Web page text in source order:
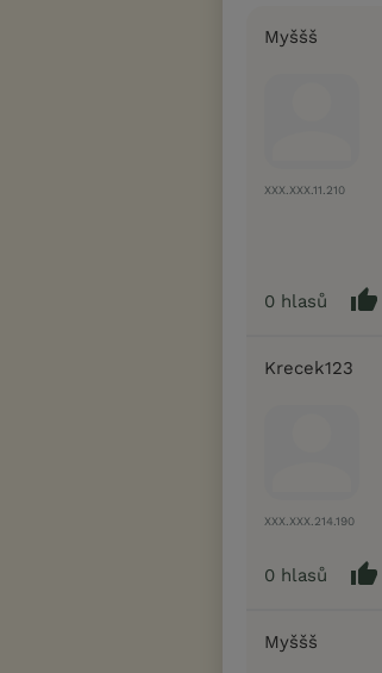
Myššš
XXX.XXX.11.210
0 hlasů
Krecek123
XXX.XXX.214.190
0 hlasů
Myššš